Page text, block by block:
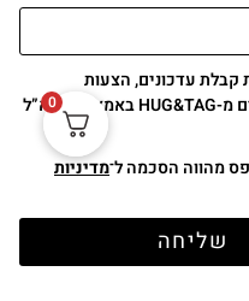
צפייה מהירה
0
עדכונים, הצעות
שיווקיות ומבצעים מ-HUG&TAG באמצעות דוא”ל
מהווה הסכמה ל־מדיניות
שליחה